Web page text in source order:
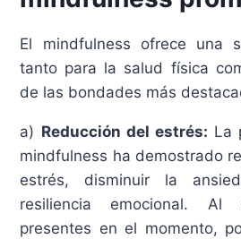
El mindfulness ofrece una
tanto para la salud física
de las bondades más
a) Reducción del estrés: La
mindfulness ha demostrado
estrés, disminuir la
resiliencia emocional. Al
presentes en el momento,